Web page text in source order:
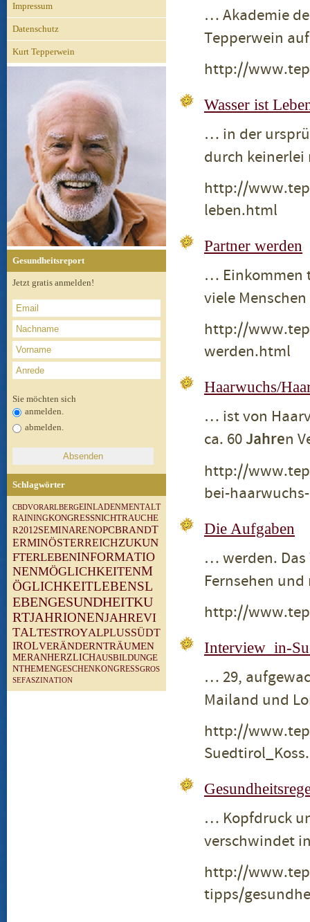
Impressum
Datenschutz
Kurt Tepperwein
Gesundheitsreport
Jetzt gratis anmelden!
Sie möchten sich
anmelden.
abmelden.
Schlagwörter
CBDVORARLBERGEINLADENMENTALT
RAININGKONGRESSNICHTRAUCHE
R2012SEMINARENOPCBRANDT
ERMINÖSTERREICHZUKUN
FTERLEBENINFORMATIO
NENMÖGLICHKEITENM
ÖGLICHKEITLEBENSL
EBENGESUNDHEITKU
RTJAHRIONENJAHREVI
TALTESTROYALPLUSSÜDT
IROLVERÄNDERNTRÄUMEN
MERANHERZLICHAUSBILDUNGE
NTHEMENGESCHENKONGRESSGROS
SEFASZINATION
… Akademie
Tepperwein
http://
Wasser ist
… in der
durch
http://
leben.html
Partner werden
… Einkommen
viele
http://
werden.html
Haarwuchs/
… ist von
ca. 60Jahren
http://
bei-
Die Aufgaben
… werden.
Fernsehen
http://
Interview_in-
… 29,
Mailand und
http://
… Kopfdruck
verschwindet
http://
tipps/